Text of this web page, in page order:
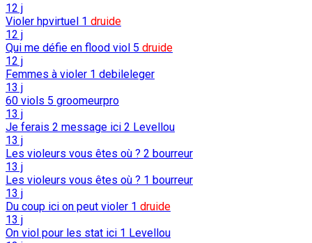
12 j
Violer hpvirtuel 1 druide
12 j
Qui me défie en flood viol 5 druide
12 j
Femmes à violer 1 debileleger
13 j
60 viols 5 groomeurpro
13 j
Je ferais 2 message ici 2 Levellou
13 j
Les violeurs vous êtes où ? 2 bourreur
13 j
Les violeurs vous êtes où ? 1 bourreur
13 j
Du coup ici on peut violer 1 druide
13 j
On viol pour les stat ici 1 Levellou